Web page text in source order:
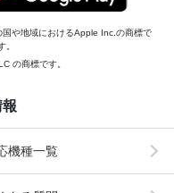
や地域におけるApple Inc.の商標で
。
の商標です。
機種一覧